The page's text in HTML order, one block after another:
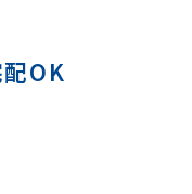
OK